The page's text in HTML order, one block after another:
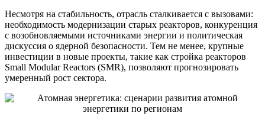
Несмотря на стабильность, отрасль сталкивается с вызовами:
необходимость модернизации старых реакторов, конкуренция
с возобновляемыми источниками энергии и политическая
дискуссия о ядерной безопасности. Тем не менее, крупные
инвестиции в новые проекты, такие как стройка реакторов
Small Modular Reactors (SMR), позволяют прогнозировать
умеренный рост сектора.